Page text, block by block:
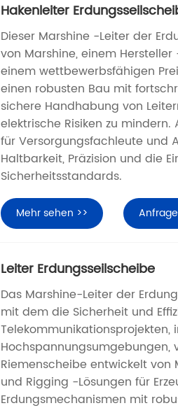
Hakenleiter
Dieser Marshine -Leiter der
von Marshine, einem
einem wettbewerbsfähigen
einen robusten Bau mit
sichere Handhabung von
elektrische Risiken zu
für Versorgungsfachleute und
Haltbarkeit, Präzision und die
Sicherheitsstandards.
Mehr sehen >>
Leiter Erdungsseilscheibe
Das Marshine-Leiter der
mit dem die Sicherheit und
Telekommunikationsprojekten,
Hochspannungsumgebungen,
Riemenscheibe entwickelt von
und Rigging -Lösungen für
Erdungsmechanismen mit